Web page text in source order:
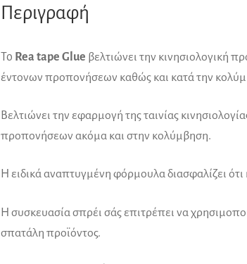
Περιγραφή
To Rea tape Glue βελτιώνει την κινησιολογική
έντονων προπονήσεων καθώς και κατά την
Bελτιώνει την εφαρμογή της ταινίας
προπονήσεων ακόμα και στην κολύμβηση.
Η ειδικά αναπτυγμένη φόρμουλα διασφαλίζει
Η συσκευασία σπρέι σάς επιτρέπει να
σπατάλη προϊόντος.